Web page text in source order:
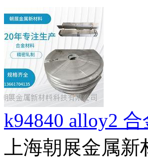
k94840 alloy2
上海朝展金属